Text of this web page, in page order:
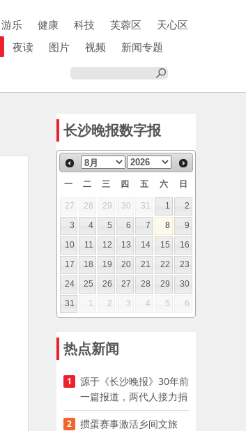
游乐 健康 科技 芙蓉区
天心区
夜读 图片 视频
新闻专题
长沙晚报数字报
一 二 三 四 五 六 日
27 28 29 30 31 1
2
3
4 5 6 7 8
9
10
11 12 13 14 15
16
17
18 19 20 21 22
23
24
25 26 27 28 29
30
31
1 2 3 4 5 6
热点新闻
1
源于《长沙晚报》30年前
一篇报道，两代人接力捐
资助学
2 掼蛋赛事激活乡间文旅